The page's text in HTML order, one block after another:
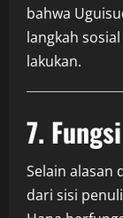
bahwa
langkah
lakukan.
7.
Selain alasan
dari sisi